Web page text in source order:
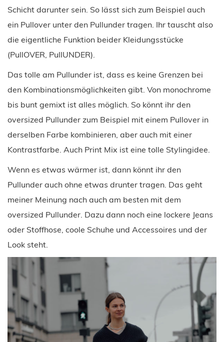
Schicht darunter sein. So lässt sich zum Beispiel auch
ein Pullover unter den Pullunder tragen. Ihr tauscht also
die eigentliche Funktion beider Kleidungsstücke
(PullOVER, PullUNDER).
Das tolle am Pullunder ist, dass es keine Grenzen bei
den Kombinationsmöglichkeiten gibt. Von monochrome
bis bunt gemixt ist alles möglich. So könnt ihr den
oversized Pullunder zum Beispiel mit einem Pullover in
derselben Farbe kombinieren, aber auch mit einer
Kontrastfarbe. Auch Print Mix ist eine tolle Stylingidee.
Wenn es etwas wärmer ist, dann könnt ihr den
Pullunder auch ohne etwas drunter tragen. Das geht
meiner Meinung nach auch am besten mit dem
oversized Pullunder. Dazu dann noch eine lockere Jeans
oder Stoffhose, coole Schuhe und Accessoires und der
Look steht.